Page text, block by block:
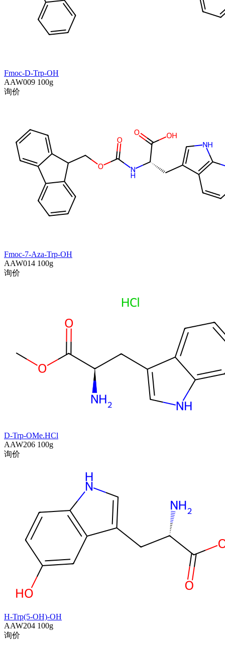
Fmoc-D-Trp-OH
AAW009 100g
询价
Fmoc-7-Aza-Trp-OH
AAW014 100g
询价
D-Trp-OMe.HCl
AAW206 100g
询价
H-Trp(5-OH)-OH
AAW204 100g
询价